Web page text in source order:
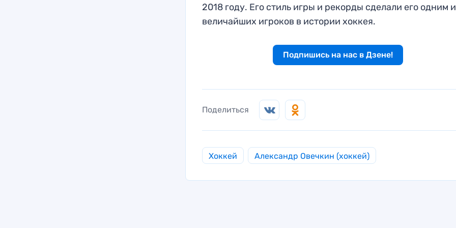
2018 году. Его стиль игры и рекорды сделали его одним
величайших игроков в истории хоккея.
Подпишись на нас в Дзене!
Поделиться
Хоккей Александр Овечкин (хоккей)